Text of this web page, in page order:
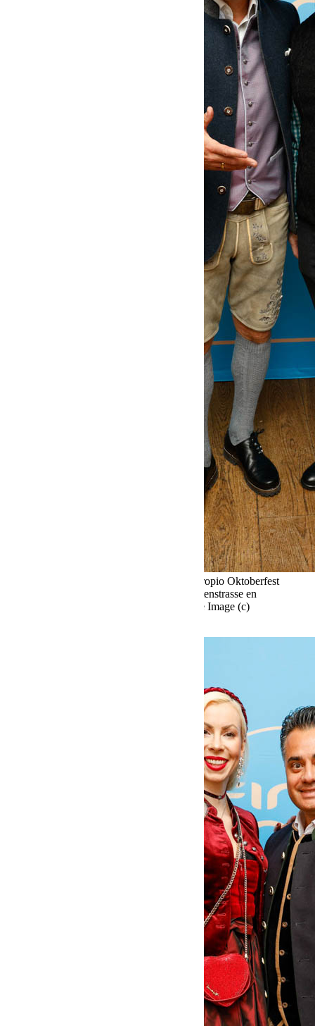
Fine Time Business Club celebra su propio Oktoberfest
en el Käfer Stammhaus en Prinzregentenstrasse en
Múnich el 02.10.2025 Agencia People Image (c)